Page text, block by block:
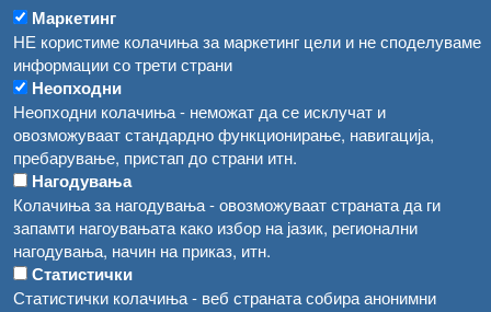
Маркетинг
НЕ користиме колачиња за маркетинг цели и не споделуваме
информации со трети страни
Неопходни
Неопходни колачиња - неможат да се исклучат и
овозможуваат стандардно функционирање, навигација,
пребарување, пристап до страни итн.
Нагодувања
Колачиња за нагодувања - овозможуваат страната да ги
запамти нагоувањата како избор на јазик, регионални
нагодувања, начин на приказ, итн.
Статистички
Статистички колачиња - веб страната собира анонимни
Високите температури ризик од труење со храна, опасни се и за животните
Водата во Гостивар може да се користи како техничка, продолжува испораката на флаширана вода
Во Гостивар спроведени 70 вонредни контроли
Забраната за водата во Гостивар останува на сила, операторите да користат само технички безбедна вода
Обрасци
Огласи